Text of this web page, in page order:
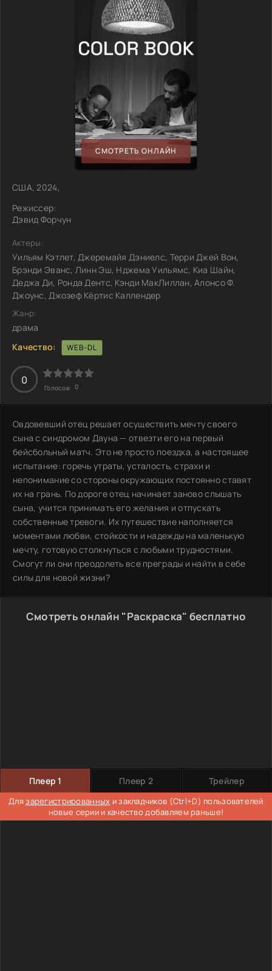
СМОТРЕТЬ ОНЛАЙН
США, 2024,
Режиссер:
Дэвид Форчун
Актеры:
Уильям Кэтлет, Джеремайя Дэниелс, Терри Джей Вон,
Брэнди Эванс, Линн Эш, Нджема Уильямс, Киа Шайн,
Деджа Ди, Ронда Дентс, Кэнди МакЛиллан, Алонсо Ф.
Джоунс, Джозеф Кёртис Каллендер
Жанр:
драма
Качество:
WEB-DL
0
Голосов: 0
Овдовевший отец решает осуществить мечту своего
сына с синдромом Дауна — отвезти его на первый
бейсбольный матч. Это не просто поездка, а настоящее
испытание: горечь утраты, усталость, страхи и
непонимание со стороны окружающих постоянно ставят
их на грань. По дороге отец начинает заново слышать
сына, учится принимать его желания и отпускать
собственные тревоги. Их путешествие наполняется
моментами любви, стойкости и надежды на маленькую
мечту, готовую столкнуться с любыми трудностями.
Смогут ли они преодолеть все преграды и найти в себе
силы для новой жизни?
Смотреть онлайн "Раскраска" бесплатно
Плеер 1 Плеер 2 Трейлер
Длязарегистрированных и закладчиков (Ctrl+D) пользователей
новые серии и качество добавляем раньше!